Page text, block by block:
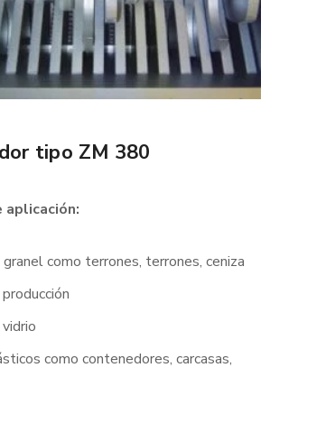
tipo ZM 380
como terrones, terrones, ceniza
como contenedores, carcasas,